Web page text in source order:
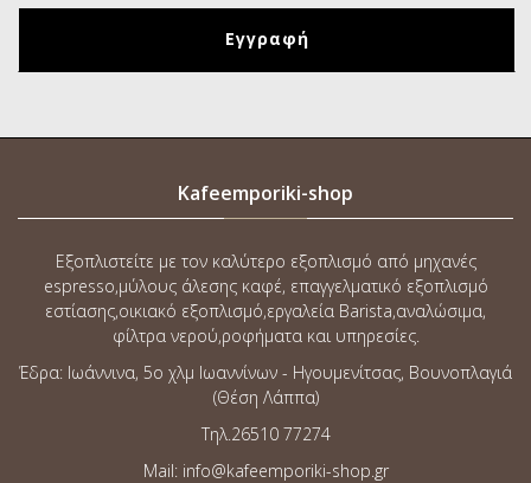
Kafeemporiki-shop
Εξοπλιστείτε με τον καλύτερο εξοπλισμό από μηχανές
espresso,μύλους άλεσης καφέ, επαγγελματικό εξοπλισμό
εστίασης,οικιακό εξοπλισμό,εργαλεία Barista,αναλώσιμα,
φίλτρα νερού,ροφήματα και υπηρεσίες.
Έδρα: Ιωάννινα, 5o χλμ Ιωαννίνων - Ηγουμενίτσας, Βουνοπλαγιά
(Θέση Λάππα)
Τηλ.26510 77274
Mail: info@kafeemporiki-shop.gr